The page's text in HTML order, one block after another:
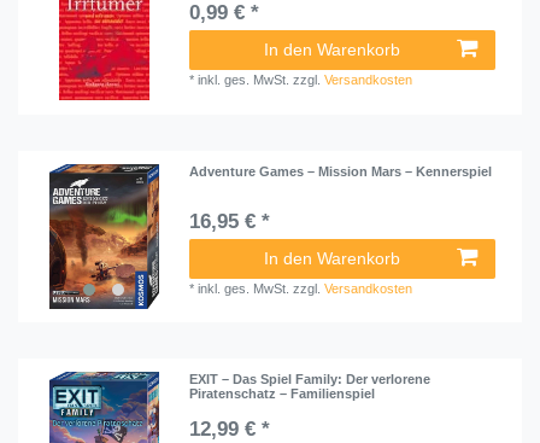
0,99 € *
In den Warenkorb
*inkl. ges. MwSt. zzgl.Versandkosten
Adventure Games – Mission Mars – Kennerspiel
16,95 € *
In den Warenkorb
*inkl. ges. MwSt. zzgl.Versandkosten
EXIT – Das Spiel Family: Der verlorene
Piratenschatz – Familienspiel
12,99 € *